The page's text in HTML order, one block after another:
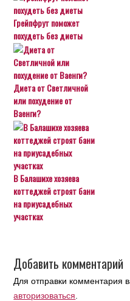
Грейпфрут поможет
похудеть без диеты
Диета от Светличной
или похудение от
Ваенги?
В Балашихе хозяева
коттеджей строят бани
на приусадебных
участках
Добавить комментарий
Для отправки комментария
авторизоваться